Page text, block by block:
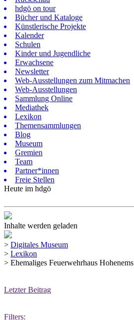
hdgö on tour
Bücher und Kataloge
Künstlerische Projekte
Kalender
Schulen
Kinder und Jugendliche
Erwachsene
Newsletter
Web-Ausstellungen zum Mitmachen
Web-Ausstellungen
Sammlung Online
Mediathek
Lexikon
Themensammlungen
Blog
Museum
Gremien
Team
Partner*innen
Freie Stellen
Heute im hdgö
Inhalte werden geladen
> Digitales Museum
> Lexikon
> Ehemaliges Feuerwehrhaus Hohenems
Letzter Beitrag
Filters: